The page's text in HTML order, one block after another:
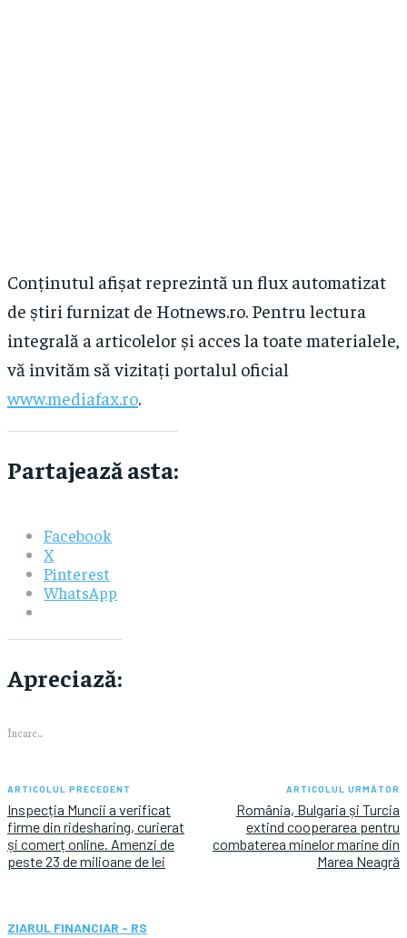
Conținutul afișat reprezintă un flux automatizat
de știri furnizat de Hotnews.ro. Pentru lectura
integrală a articolelor și acces la toate materialele,
vă invităm să vizitați portalul oficial
www.mediafax.ro.
Partajează asta:
Facebook
X
Pinterest
WhatsApp
Apreciază:
Încarc...
ARTICOLUL PRECEDENT
Inspecția Muncii a verificat
firme din ridesharing, curierat
și comerț online. Amenzi de
peste 23 de milioane de lei
ARTICOLUL URMĂTOR
România, Bulgaria și Turcia
extind cooperarea pentru
combaterea minelor marine din
Marea Neagră
ZIARUL FINANCIAR - RS